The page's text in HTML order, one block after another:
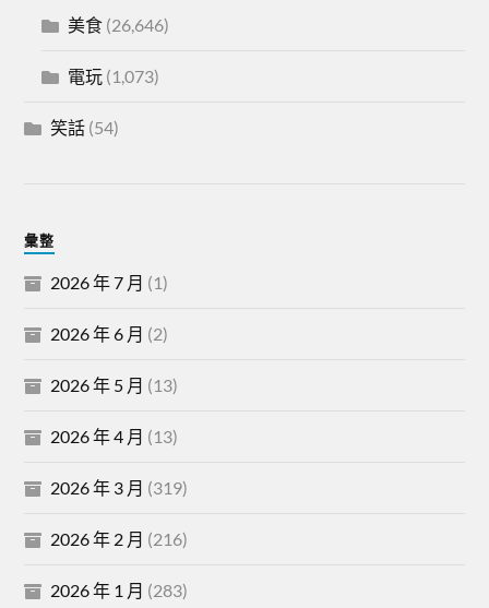
美食 (26,646)
電玩 (1,073)
笑話 (54)
彙整
2026 年 7 月 (1)
2026 年 6 月 (2)
2026 年 5 月 (13)
2026 年 4 月 (13)
2026 年 3 月 (319)
2026 年 2 月 (216)
2026 年 1 月 (283)